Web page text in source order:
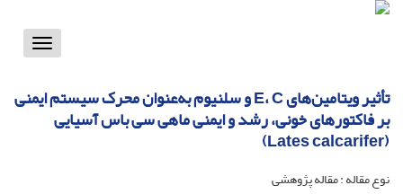
Toggle
تأثیر ویتامین‌های E، C و سلنیوم به‌عنوان محرک سیستم ایمنی
بر فاکتورهای خونی، رشد و ایمنی ماهی سی باس آسیایی
(Lates calcarifer)
نوع مقاله : مقاله پژوهشی